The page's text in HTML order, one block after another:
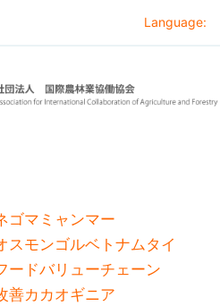
to
to
Language:
ゴマ ミャンマー
スモンゴルベトナムタイ
ードバリューチェーン
善カカオギニア